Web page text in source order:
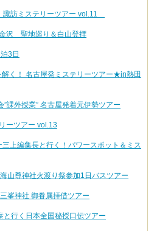
訪ミステリーツアー vol.11
沢 聖地巡り＆白山登拝
3日
く！ 名古屋発ミステリーツアー★in熱田
課外授業” 名古屋発着元伊勢ツアー
ーツアー vol.13
上編集長と行く！パワースポット＆ミス
山尊神社火渡り祭参加1日バスツアー
峯神社 御眷属拝借ツアー
行く日本全国秘授口伝ツアー